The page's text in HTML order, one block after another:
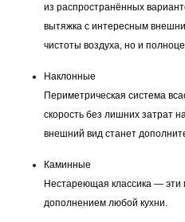
из распространённых
вытяжка с интересным
чистоты воздуха, но и
Наклонные
Периметрическая система
скорость без лишних затрат
внешний вид станет
Каминные
Нестареющая классика — эти
дополнением любой кухни.